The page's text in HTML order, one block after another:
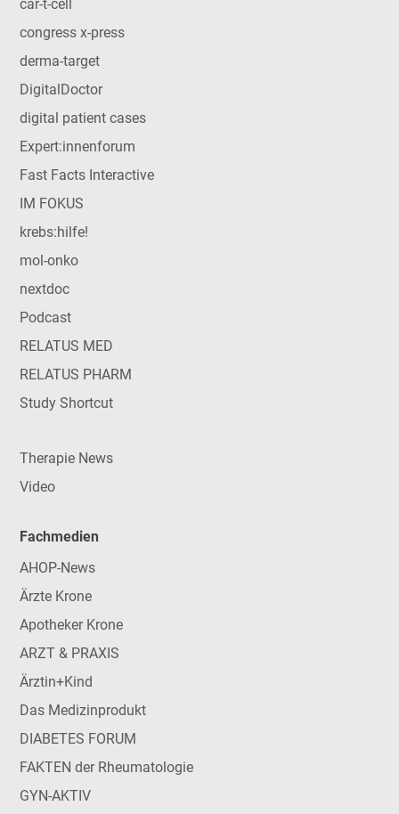
car-t-cell
congress x-press
derma-target
DigitalDoctor
digital patient cases
Expert:innenforum
Fast Facts Interactive
IM FOKUS
krebs:hilfe!
mol-onko
nextdoc
Podcast
RELATUS MED
RELATUS PHARM
Study Shortcut
Therapie News
Video
Fachmedien
AHOP-News
Ärzte Krone
Apotheker Krone
ARZT & PRAXIS
Ärztin+Kind
Das Medizinprodukt
DIABETES FORUM
FAKTEN der Rheumatologie
GYN-AKTIV